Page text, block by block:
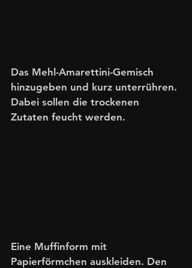
Das Mehl-Amarettini-Gemisch
hinzugeben und kurz unterrühren.
Dabei sollen die trockenen
Zutaten feucht werden.
Eine Muffinform mit
Papierförmchen auskleiden. Den